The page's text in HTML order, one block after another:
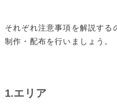
それぞれ注意事項を解説する
制作・配布を行いましょう。
1.エリア